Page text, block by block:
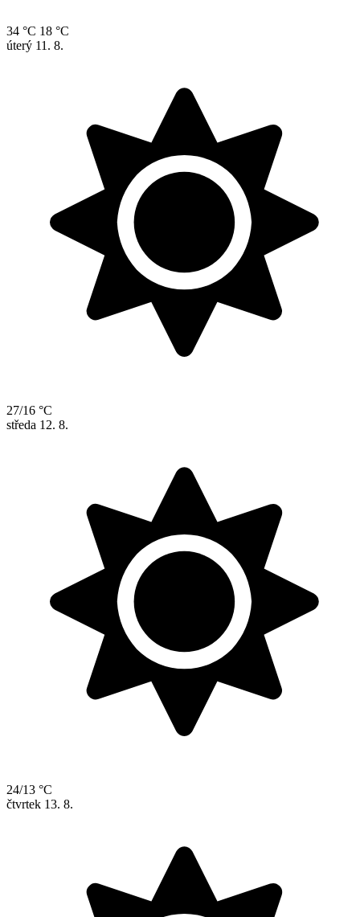
34 °C 18 °C
úterý 11. 8.
27/16 °C
středa 12. 8.
24/13 °C
čtvrtek 13. 8.